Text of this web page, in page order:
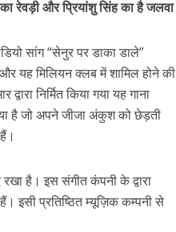
रेवड़ी और प्रियांशु सिंह का है जलवा
सांग “सेनुर पर डाका डाले”
यह मिलियन क्लब में शामिल होने की
निर्मित किया गया यह गाना
है जो अपने जीजा अंकुश को छेड़ती
है। इस संगीत कंपनी के द्वारा
इसी प्रतिष्ठित म्यूज़िक कम्पनी से